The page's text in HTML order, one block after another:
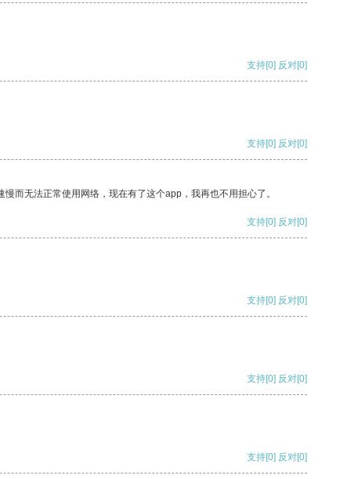
支持[0] 反对[0]
支持[0] 反对[0]
而无法正常使用网络，现在有了这个app，我再也不用担心了。
支持[0] 反对[0]
支持[0] 反对[0]
支持[0] 反对[0]
支持[0] 反对[0]